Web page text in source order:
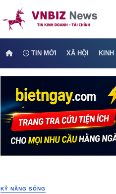
TIN MỚI XÃ HỘI KINH
KỸ NĂNG SỐNG